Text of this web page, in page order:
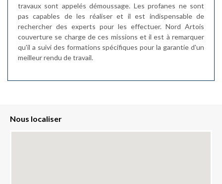
travaux sont appelés démoussage. Les profanes ne sont
pas capables de les réaliser et il est indispensable de
rechercher des experts pour les effectuer. Nord Artois
couverture se charge de ces missions et il est à remarquer
qu'il a suivi des formations spécifiques pour la garantie d'un
meilleur rendu de travail.
Nous localiser